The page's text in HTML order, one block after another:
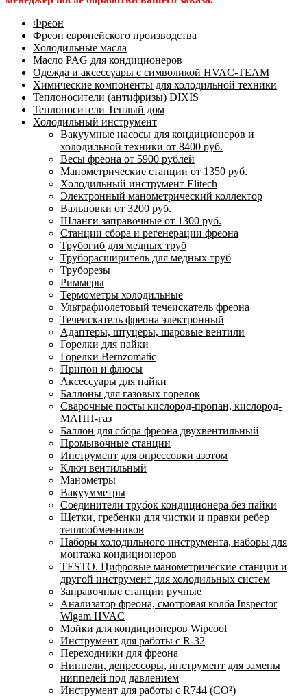
Фреон
Фреон европейского производства
Холодильные масла
Масло PAG для кондиционеров
Одежда и аксессуары с символикой HVAC-TEAM
Химические компоненты для холодильной техники
Теплоносители (антифризы) DIXIS
Теплоносители Теплый дом
Холодильный инструмент
Вакуумные насосы для кондиционеров и
холодильной техники от 8400 руб.
Весы фреона от 5900 рублей
Манометрические станции от 1350 руб.
Холодильный инструмент Elitech
Электронный манометрический коллектор
Вальцовки от 3200 руб.
Шланги заправочные от 1300 руб.
Станции сбора и регенерации фреона
Трубогиб для медных труб
Труборасширитель для медных труб
Труборезы
Риммеры
Термометры холодильные
Ультрафиолетовый течеискатель фреона
Течеискатель фреона электронный
Адаптеры, штуцеры, шаровые вентили
Горелки для пайки
Горелки Bernzomatic
Припои и флюсы
Аксессуары для пайки
Баллоны для газовых горелок
Сварочные посты кислород-пропан, кислород-
МАПП-газ
Баллон для сбора фреона двухвентильный
Промывочные станции
Инструмент для опрессовки азотом
Ключ вентильный
Манометры
Вакуумметры
Соединители трубок кондиционера без пайки
Щетки, гребенки для чистки и правки ребер
теплообменников
Наборы холодильного инструмента, наборы для
монтажа кондиционеров
TESTO. Цифровые манометрические станции и
другой инструмент для холодильных систем
Заправочные станции ручные
Анализатор фреона, смотровая колба Inspector
Wigam HVAC
Мойки для кондиционеров Wipcool
Инструмент для работы с R-32
Переходники для фреона
Ниппели, депрессоры, инструмент для замены
ниппелей под давлением
Инструмент для работы с R744 (CO²)